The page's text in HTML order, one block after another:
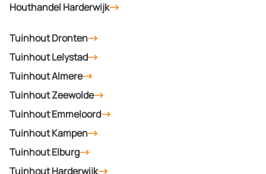
Houthandel Harderwijk
Tuinhout Dronten
Tuinhout Lelystad
Tuinhout Almere
Tuinhout Zeewolde
Tuinhout Emmeloord
Tuinhout Kampen
Tuinhout Elburg
Tuinhout Harderwijk